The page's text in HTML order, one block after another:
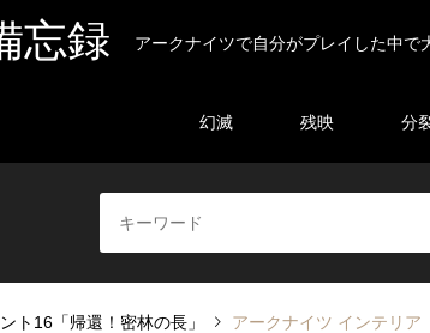
忘録 アークナイツで自分がプレイした中で
幻滅 残映 分
ト16「帰還！密林の長」 アークナイツ インテリア